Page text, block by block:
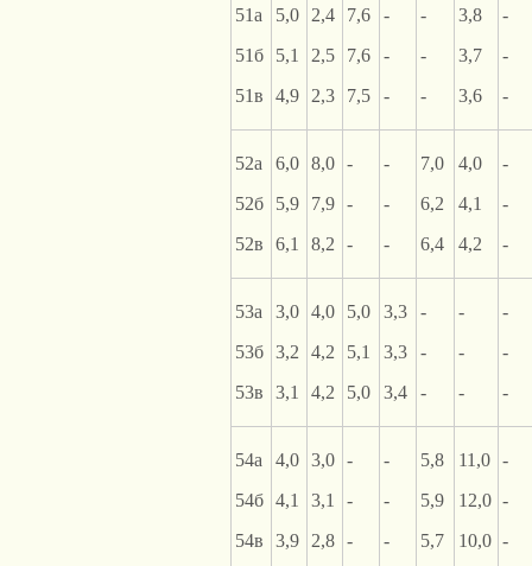
51а
51б
51в
5,0
5,1
4,9
2,4
2,5
2,3
7,6
7,6
7,5
-
-
-
-
-
-
3,8
3,7
3,6
-
-
-
52а
52б
52в
6,0
5,9
6,1
8,0
7,9
8,2
-
-
-
-
-
-
7,0
6,2
6,4
4,0
4,1
4,2
-
-
-
53а
53б
53в
3,0
3,2
3,1
4,0
4,2
4,2
5,0
5,1
5,0
3,3
3,3
3,4
-
-
-
-
-
-
-
-
-
54а
54б
54в
4,0
4,1
3,9
3,0
3,1
2,8
-
-
-
-
-
-
5,8
5,9
5,7
11,0
12,0
10,0
-
-
-